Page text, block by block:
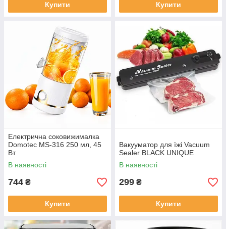
Купити Купити
Електрична соковижималка
Domotec MS-316 250 мл, 45
Вт
В наявності
744 ₴
Купити
Вакууматор для їжі Vacuum
Sealer BLACK UNIQUE
В наявності
299 ₴
Купити